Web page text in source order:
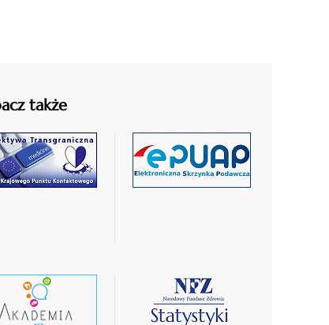
także
czytaj
czytaj
czytaj czytaj